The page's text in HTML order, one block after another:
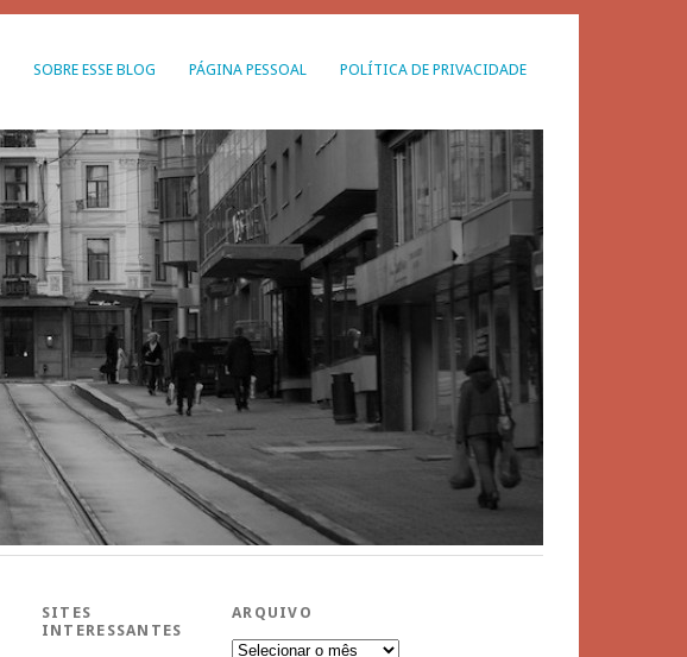
SOBRE ESSE BLOG PÁGINA PESSOAL POLÍTICA DE PRIVACIDADE
SITES
INTERESSANTES
ARQUIVO
Arquivo